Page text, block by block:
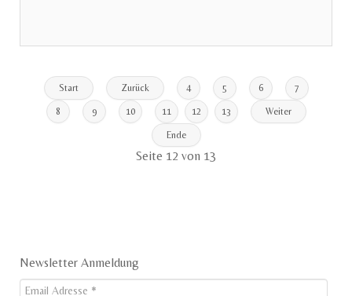
Start Zurück 4 5 6 7
8 9 10 11 12 13 Weiter
Ende
Seite 12 von 13
Newsletter Anmeldung